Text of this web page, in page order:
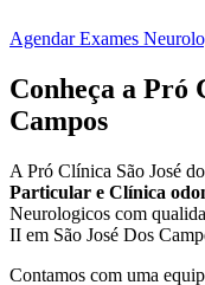
Agendar Exames
Conheça a Pró
Campos
A Pró Clínica São José
Particular e Clínica
Neurologicos com
II em São José Dos
Contamos com uma